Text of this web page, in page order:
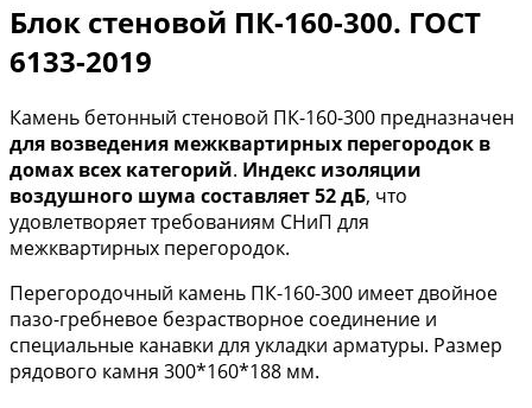
Блок стеновой ПК-160-300. ГОСТ
6133-2019
Камень бетонный стеновой ПК-160-300 предназначен
для возведения межквартирных перегородок в
домах всех категорий. Индекс изоляции
воздушного шума составляет 52 дБ, что
удовлетворяет требованиям СНиП для
межквартирных перегородок.
Перегородочный камень ПК-160-300 имеет двойное
пазо-гребневое безрастворное соединение и
специальные канавки для укладки арматуры. Размер
рядового камня 300*160*188 мм.